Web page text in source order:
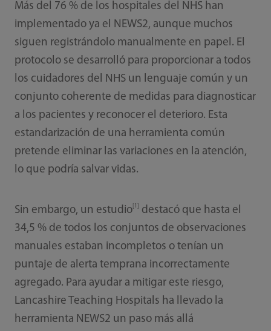
Más del 76 % de los hospitales del NHS han
implementado ya el NEWS2, aunque muchos
siguen registrándolo manualmente en papel. El
protocolo se desarrolló para proporcionar a todos
los cuidadores del NHS un lenguaje común y un
conjunto coherente de medidas para diagnosticar
a los pacientes y reconocer el deterioro. Esta
estandarización de una herramienta común
pretende eliminar las variaciones en la atención,
lo que podría salvar vidas.
Sin embargo, un estudio
destacó que hasta el
34,5 % de todos los conjuntos de observaciones
manuales estaban incompletos o tenían un
puntaje de alerta temprana incorrectamente
agregado. Para ayudar a mitigar este riesgo,
Lancashire Teaching Hospitals ha llevado la
herramienta NEWS2 un paso más allá